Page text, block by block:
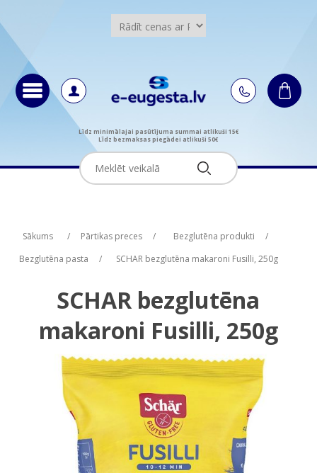
Līdz minimālajai pasūtījuma summai atlikuši 15€
Līdz bezmaksas piegādei atlikuši 50€
Sākums / Pārtikas preces / Bezglutēna produkti
/
Bezglutēna pasta
/ SCHAR bezglutēna makaroni Fusilli, 250g
SCHAR bezglutēna
makaroni Fusilli, 250g